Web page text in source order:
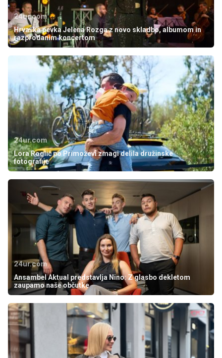
24ur.com
Hrvaška pevka Jelena Rozga z novo skladbo, albumom in
razprodanim koncertom
24ur.com
Lora Roglič po Primoževi zmagi delila družinske
fotografije
24ur.com
Ansambel Aktual predstavlja Nino: Z glasbo dekletom
zaupamo naše občutke